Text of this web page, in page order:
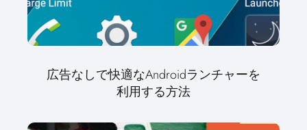
広告なしで快適なAndroidランチャーを
利用する方法